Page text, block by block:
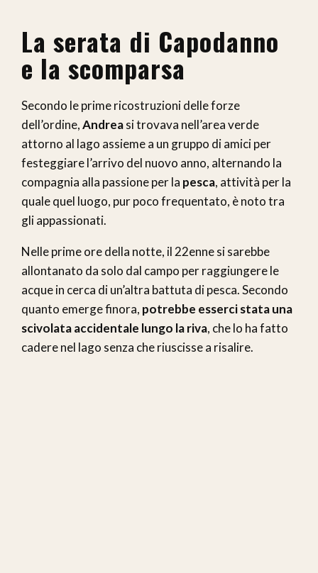
La serata di Capodanno
e la scomparsa
Secondo le prime ricostruzioni delle forze
dell’ordine,Andreasi trovava nell’area verde
attorno al lago assieme a un gruppo di amici per
festeggiare l’arrivo del nuovo anno, alternando la
compagnia alla passione per la pesca, attività per la
quale quel luogo, pur poco frequentato, è noto tra
gli appassionati.
Nelle prime ore della notte, il 22enne si sarebbe
allontanato da solo dal campo per raggiungere le
acque in cerca di un’altra battuta di pesca. Secondo
quanto emerge finora, potrebbe esserci stata una
scivolata accidentale lungo la riva, che lo ha fatto
cadere nel lago senza che riuscisse a risalire.